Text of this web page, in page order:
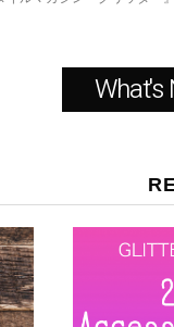
What's